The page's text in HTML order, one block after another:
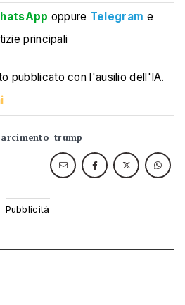
oppure Telegram e
principali
pubblicato con l'ausilio dell'IA.
trump